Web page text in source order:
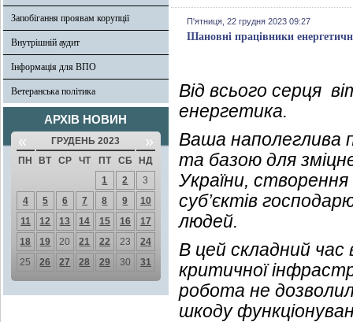
Запобігання проявам корупції
Внутрішній аудит
Інформація для ВПО
Ветеранська політика
АРХІВ НОВИН
« ГРУДЕНЬ 2023 »
ПН ВТ СР ЧТ ПТ СБ
НД
1
2
3
4
5 6 7 8 9
10
11
12 13 14 15 16
17
18
19 20 21 22 23
24
25
26 27 28 29 30 31
П'ятниця, 22 грудня 2023 09:27
Шановні працівники
Від всього серця
енергетика.
Ваша наполеглива
та базою для
України,
суб’єктів
людей.
В цей складний час
критичної
робота не
шкоду